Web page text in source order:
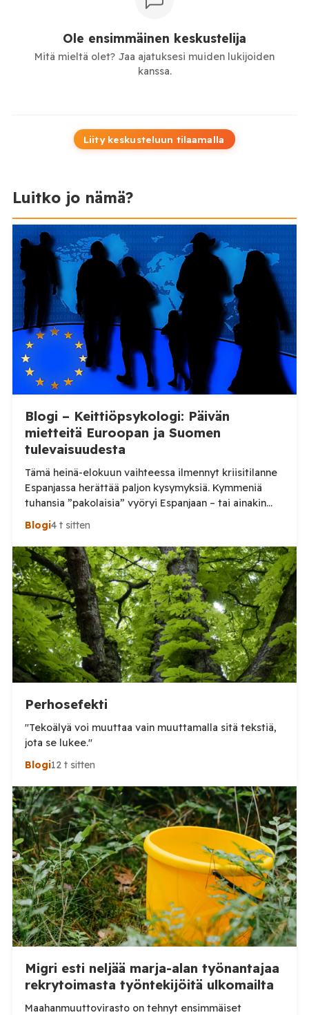
Ole ensimmäinen keskustelija
Mitä mieltä olet? Jaa ajatuksesi muiden lukijoiden
kanssa.
Liity keskusteluun tilaamalla
Luitko jo nämä?
Blogi – Keittiöpsykologi: Päivän
mietteitä Euroopan ja Suomen
tulevaisuudesta
Tämä heinä-elokuun vaihteessa ilmennyt kriisitilanne
Espanjassa herättää paljon kysymyksiä. Kymmeniä
tuhansia ”pakolaisia” vyöryi Espanjaan – tai ainakin
tuhansia, kun en aivan tarkkaa tilannetta tiedä.
Viimeisin tieto, jonka näin oli perjantai-illalta
somepäivityksessä n. 60 000, eli aivan järjetön määrä.
Tämä voi olla yläkanttiin, mutta kuitenkin todella
suuri määrä. (Tosin tilanne on jo ilmeisimmin ohi,
mutta koskaan […]
Blogi4 t sitten
Perhosefekti
"Tekoälyä voi muuttaa vain muuttamalla sitä tekstiä,
jota se lukee."
Blogi12 t sitten
Migri esti neljää marja-alan työnantajaa
rekrytoimasta työntekijöitä ulkomailta
Maahanmuuttovirasto on tehnyt ensimmäiset